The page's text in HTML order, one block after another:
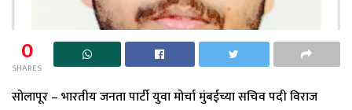
0
SHARES
सोलापूर – भारतीय जनता पार्टी युवा मोर्चा मुंबईच्या सचिव पदी विराज